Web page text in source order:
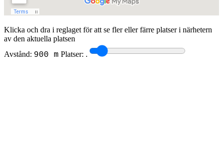
Klicka och dra i reglaget för att se fler eller färre platser i närhetern
av den aktuella platsen
Avstånd: 900 m Platser: .